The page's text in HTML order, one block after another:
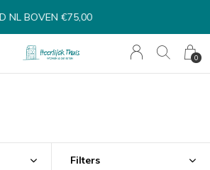
0
BINNEN 1-3 WERKDAGEN
Filters